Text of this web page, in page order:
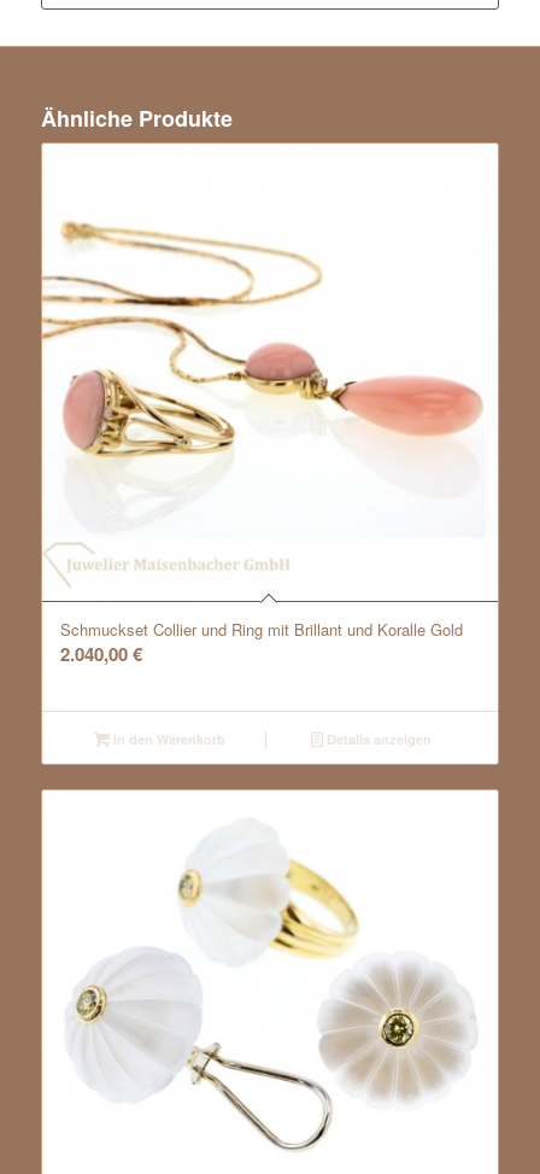
Ähnliche Produkte
Schmuckset Collier und Ring mit Brillant und Koralle Gold
2.040,00€
In den Warenkorb Details anzeigen